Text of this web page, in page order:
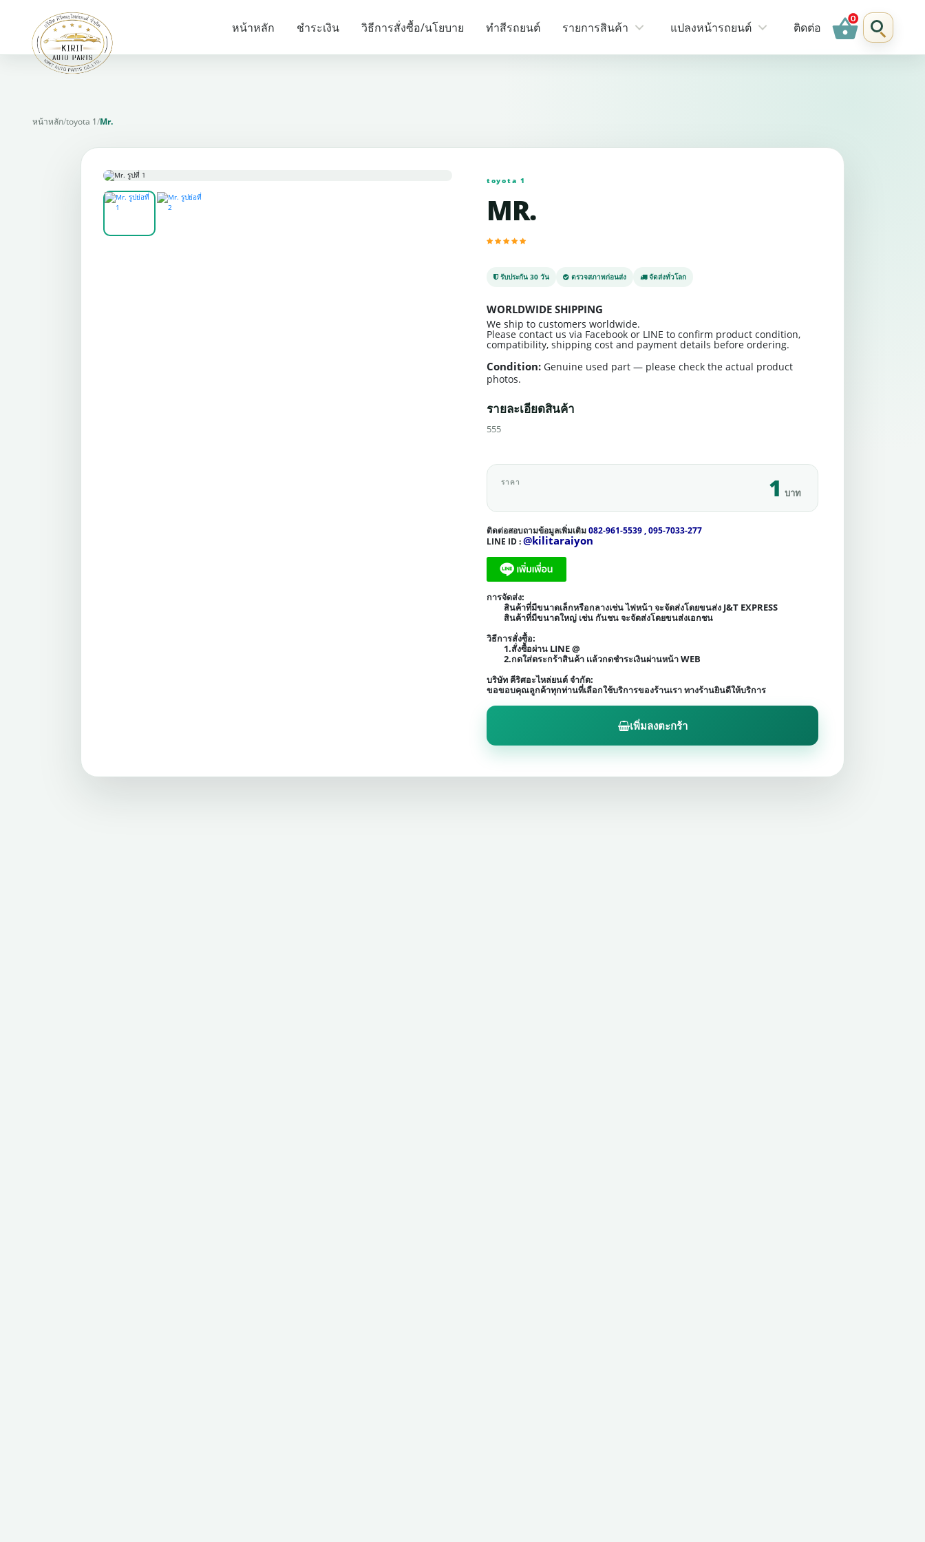
หน้าหลัก ชำระเงิน วิธีการสั่งซื้อ/นโยบาย ทำสีรถยนต์ รายการสินค้า แปลงหน้ารถยนต์ ติดต่อ shopping_basket
รายการแนะนำ
หน้าหลัก/toyota 1/Mr.
toyota 1
MR.
รับประกัน 30 วัน ตรวจสภาพก่อนส่ง จัดส่งทั่วโลก
WORLDWIDE SHIPPING
We ship to customers worldwide.
Please contact us via Facebook or LINE to confirm product condition,
compatibility, shipping cost and payment details before ordering.
Condition: Genuine used part — please check the actual product
photos.
รายละเอียดสินค้า
555
ราคา 1 บาท
ติดต่อสอบถามข้อมูลเพิ่มเติม082-961-5539 , 095-7033-277
LINE ID :@kilitaraiyon
การจัดส่ง:
สินค้าที่มีขนาดเล็กหรือกลางเช่น ไฟหน้า จะจัดส่งโดยขนส่ง J&T EXPRESS
สินค้าที่มีขนาดใหญ่ เช่น กันชน จะจัดส่งโดยขนส่งเอกชน
วิธีการสั่งซื้อ:
1.สั่งซื้อผ่าน LINE @
2.กดใส่ตระกร้าสินค้า เเล้วกดชำระเงินผ่านหน้า WEB
บริษัท คีริศอะไหล่ยนต์ จำกัด:
ขอขอบคุณลูกค้าทุกท่านที่เลือกใช้บริการของร้านเรา ทางร้านยินดีให้บริการ
เพิ่มลงตะกร้า